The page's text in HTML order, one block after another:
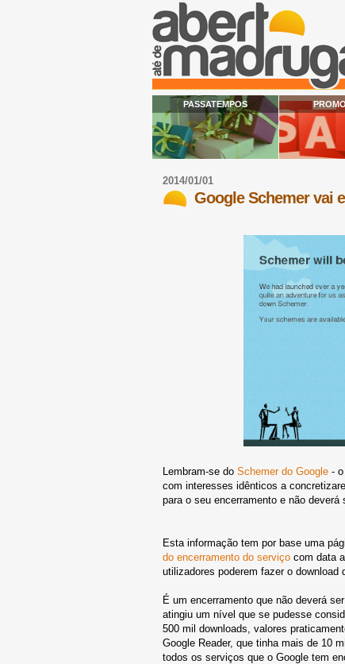
PASSATEMPOS
2014/01/01
Google Schemer vai
Lembram-se do Schemer do Google -
com interesses idênticos a
para o seu encerramento e não
Esta informação tem por base uma
do encerramento do serviço com data
utilizadores poderem fazer o download
É um encerramento que não deverá
atingiu um nível que se pudesse
500 mil downloads, valores
Google Reader, que tinha mais de 10
todos os serviços que o Google tem